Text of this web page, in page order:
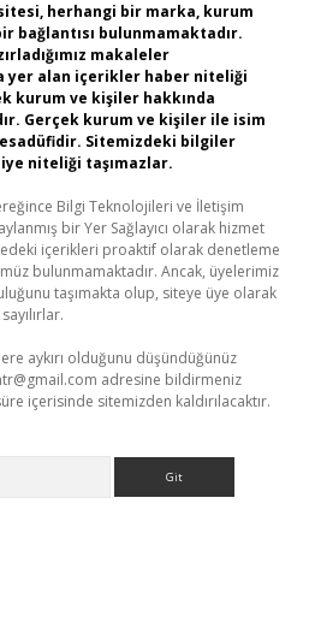
herhangi bir marka, kurum
bağlantısı bulunmamaktadır.
makaleler
yer alan içerikler haber niteliği
kurum ve kişiler hakkında
Gerçek kurum ve kişiler ile isim
Sitemizdeki bilgiler
niteliği taşımazlar.
Bilgi Teknolojileri ve İletişim
bir Yer Sağlayıcı olarak hizmet
içerikleri proaktif olarak denetleme
bulunmamaktadır. Ancak, üyelerimiz
taşımakta olup, siteye üye olarak
aykırı olduğunu düşündüğünüz
adresine bildirmeniz
içerisinde sitemizden kaldırılacaktır.